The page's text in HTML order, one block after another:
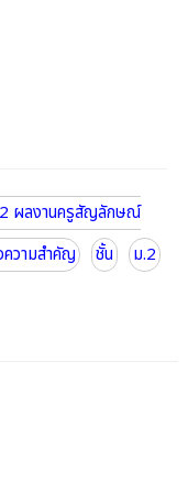
ผลงานครูสัญลักษณ์
ความสำคัญ ชั้น
ม.2